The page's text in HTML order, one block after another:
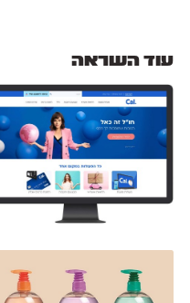
עוד השראה